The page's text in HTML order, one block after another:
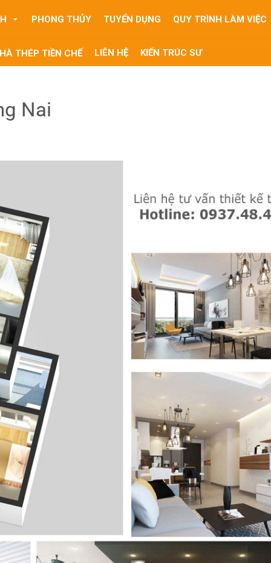
PHONG THỦY TUYỂN DỤNG QUY TRÌNH LÀM VIỆC
THÉP TIỀN CHẾ LIÊN HỆ KIẾN TRÚC SƯ
Nai